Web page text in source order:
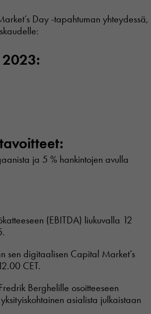
Day -tapahtuman yhteydessä,
ja 5 % hankintojen avulla
(EBITDA) liukuvalla 12
sen digitaalisen Capital Market’s
CET.
Berghelille osoitteeseen
asialista julkaistaan